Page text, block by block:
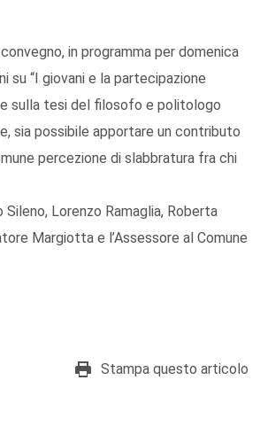
in programma per domenica
su “I giovani e la partecipazione
sulla tesi del filosofo e politologo
sia possibile apportare un contributo
percezione di slabbratura fra chi
Lorenzo Ramaglia, Roberta
Margiotta e l’Assessore al Comune
Stampa questo articolo